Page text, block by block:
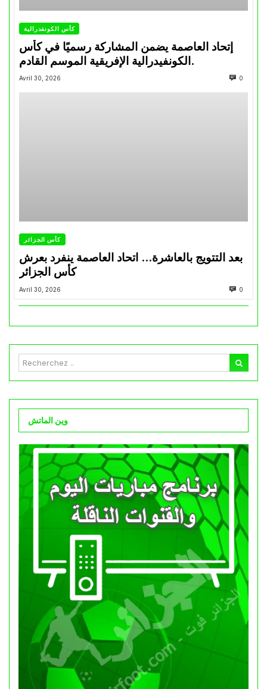
كأس الكونفدرالية
إتحاد العاصمة يضمن المشاركة رسميًا في كأس
الكونفيدرالية الإفريقية الموسم القادم.
Avril 30, 2026 0
كأس الجزائر
بعد التتويج بالعاشرة… اتحاد العاصمة ينفرد بعرش
كأس الجزائر
Avril 30, 2026 0
وين الماتش